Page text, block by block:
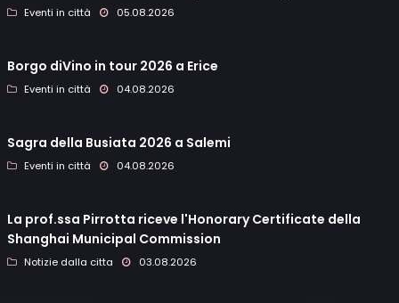
Eventi in città 05.08.2026
Borgo diVino in tour 2026 a Erice
Eventi in città 04.08.2026
Sagra della Busiata 2026 a Salemi
Eventi in città 04.08.2026
La prof.ssa Pirrotta riceve l'Honorary Certificate della
Shanghai Municipal Commission
Notizie dalla citta 03.08.2026